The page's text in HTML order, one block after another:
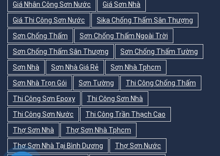
Giá Nhân Công Sơn Nước
Giá Sơn Nhà
Giá Thi Công Sơn Nước
Sika Chống Thấm Sân Thượng
Sơn Chống Thấm
Sơn Chống Thấm Ngoài Trời
Sơn Chống Thấm Sân Thượng
Sơn Chống Thấm Tường
Sơn Nhà
Sơn Nhà Giá Rẻ
Sơn Nhà Tphcm
Sơn Nhà Trọn Gói
Sơn Tường
Thi Công Chống Thấm
Thi Công Sơn Epoxy
Thi Công Sơn Nhà
Thi Công Sơn Nước
Thi Công Trần Thạch Cao
Thợ Sơn Nhà
Thợ Sơn Nhà Tphcm
Thợ Sơn Nhà Tại Bình Dương
Thợ Sơn Nước